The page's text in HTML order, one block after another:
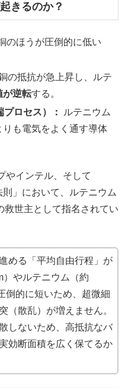
きるのか？
のほうが圧倒的に低い
の抵抗が急上昇し、ルテ
が逆転する。
ロセス）：
ルテニウム
も電気をよく通す導体
インテル、そして
」において、ルテニウム
救世主として指名されてい
める「平均自由行程」が
）やルテニウム（約
倒的に短いため、超微細
（散乱）が増えません。
しないため、高抵抗なバ
効断面積を広く保てるか